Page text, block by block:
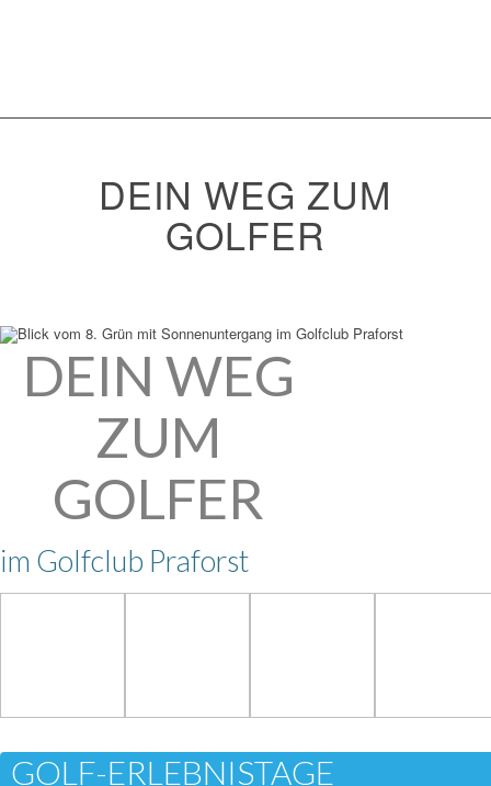
DEIN WEG ZUM
GOLFER
DEIN WEG
ZUM
GOLFER
im Golfclub Praforst
GOLF-ERLEBNISTAGE